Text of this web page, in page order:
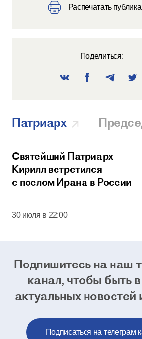
Распечатать
Поделиться:
Патриарх
Святейший Патриарх
Кирилл встретился
с послом Ирана в России
30 июля в 22:00
Подпишитесь на наш
канал, чтобы быть
актуальных новостей
Подписаться на телеграм